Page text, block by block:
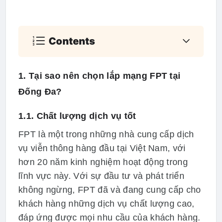
Contents
1. Tại sao nên chọn lắp mạng FPT tại
Đống Đa?
1.1. Chất lượng dịch vụ tốt
FPT là một trong những nhà cung cấp dịch
vụ viễn thông hàng đầu tại Việt Nam, với
hơn 20 năm kinh nghiệm hoạt động trong
lĩnh vực này. Với sự đầu tư và phát triển
không ngừng, FPT đã và đang cung cấp cho
khách hàng những dịch vụ chất lượng cao,
đáp ứng được mọi nhu cầu của khách hàng.